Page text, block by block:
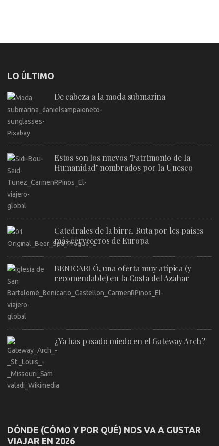
LO ÚLTIMO
De cabeza a la moda submarina
Estos son los nuevos ‘Patrimonio de la
Humanidad’ nombrados por la Unesco
Catedrales de la birra. Ruta por los países
más cerveceros de Europa
BENICARLÓ, una oferta muy atípica (y
recomendable) en la Costa del Azahar
¿Ya has pasado miedo en el Gateway Arch?
DÓNDE (CÓMO Y POR QUÉ) NOS VA A GUSTAR
VIAJAR EN 2026